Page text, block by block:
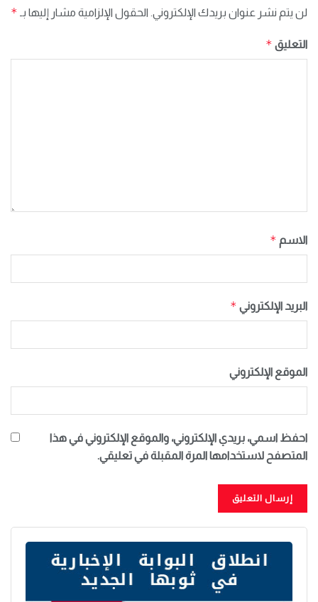
لن يتم نشر عنوان بريدك الإلكتروني. الحقول الإلزامية مشار إليها بـ *
التعليق *
الاسم *
البريد الإلكتروني *
الموقع الإلكتروني
احفظ اسمي، بريدي الإلكتروني، والموقع الإلكتروني في هذا
المتصفح لاستخدامها المرة المقبلة في تعليقي.